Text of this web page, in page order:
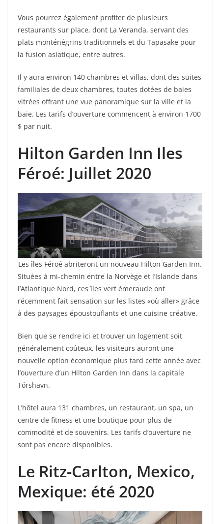
Vous pourrez également profiter de plusieurs
restaurants sur place, dont La Veranda, servant des
plats monténégrins traditionnels et du Tapasake pour
la fusion asiatique, entre autres.
Il y aura environ 140 chambres et villas, dont des suites
familiales de deux chambres, toutes dotées de baies
vitrées offrant une vue panoramique sur la ville et la
baie. Les tarifs d’ouverture commencent à environ 1700
$ par nuit.
Hilton Garden Inn Iles
Féroé: Juillet 2020
Les îles Féroé abriteront un nouveau Hilton Garden Inn.
Situées à mi-chemin entre la Norvège et l’Islande dans
l’Atlantique Nord, ces îles vert émeraude ont
récemment fait sensation sur les listes «où aller» grâce
à des paysages époustouflants et une cuisine créative.
Bien que se rendre ici et trouver un logement soit
généralement coûteux, les visiteurs auront une
nouvelle option économique plus tard cette année avec
l’ouverture d’un Hilton Garden Inn dans la capitale
Tórshavn.
L’hôtel aura 131 chambres, un restaurant, un spa, un
centre de fitness et une boutique pour plus de
commodité et de souvenirs. Les tarifs d’ouverture ne
sont pas encore disponibles.
Le Ritz-Carlton, Mexico,
Mexique: été 2020